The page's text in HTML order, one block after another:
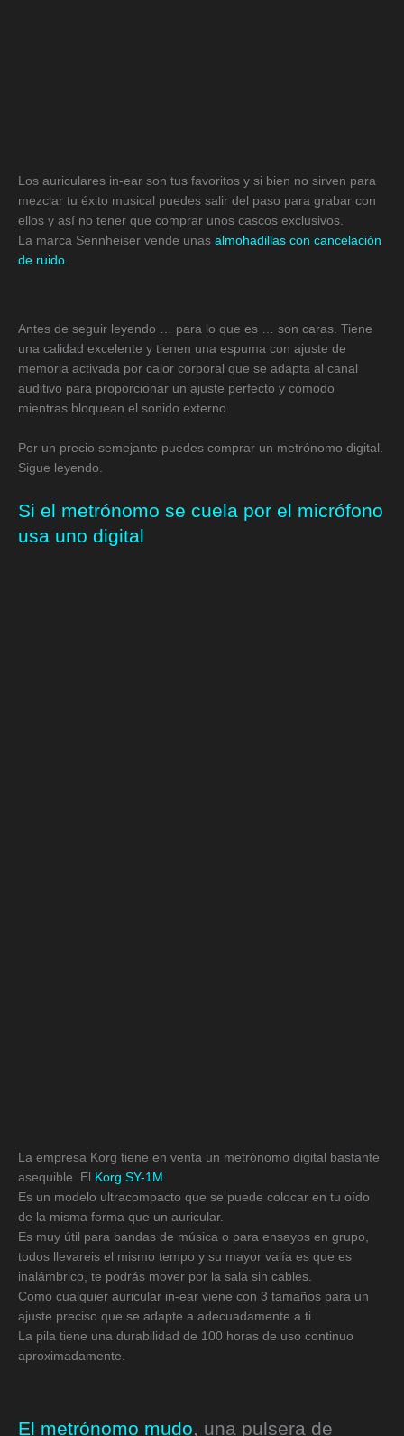
Los auriculares in-ear son tus favoritos y si bien no sirven para
mezclar tu éxito musical puedes salir del paso para grabar con
ellos y así no tener que comprar unos cascos exclusivos.
La marca Sennheiser vende unas almohadillas con cancelación
de ruido
Antes de seguir leyendo … para lo que es … son caras. Tiene
una calidad excelente y tienen una espuma con ajuste de
memoria activada por calor corporal que se adapta al canal
auditivo para proporcionar un ajuste perfecto y cómodo
mientras bloquean el sonido externo.
Por un precio semejante puedes comprar un metrónomo digital.
Sigue leyendo.
Si el metrónomo se cuela por el micrófono
usa uno digital
La empresa Korg tiene en venta un metrónomo digital bastante
asequible. El Korg SY-1M .
Es un modelo ultracompacto que se puede colocar en tu oído
de la misma forma que un auricular.
Es muy útil para bandas de música o para ensayos en grupo,
todos llevareis el mismo tempo y su mayor valía es que es
inalámbrico, te podrás mover por la sala sin cables.
Como cualquier auricular in-ear viene con 3 tamaños para un
ajuste preciso que se adapte a adecuadamente a ti.
La pila tiene una durabilidad de 100 horas de uso continuo
aproximadamente.
El metrónomo mudo, una pulsera de